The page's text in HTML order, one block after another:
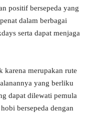
positif bersepeda yang
dalam berbagai
serta dapat menjaga
karena merupakan rute
yang berliku
dapat dilewati pemula
bersepeda dengan